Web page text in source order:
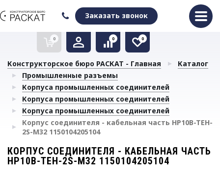
Заказать звонок
0
Очистить список сравнения
0
Очистить избранное
0
Конструкторское бюро РАСКАТ - Главная
Каталог
Промышленные разъемы
Корпуса промышленных соединителей
Корпуса промышленных соединителей
Корпуса промышленных соединителей
Корпус соединителя - кабельная часть HP10B-TEH-
2S-M32 1150104205104
КОРПУС СОЕДИНИТЕЛЯ - КАБЕЛЬНАЯ ЧАСТЬ
HP10B-TEH-2S-M32 1150104205104